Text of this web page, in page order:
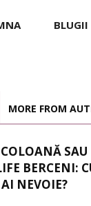
BLUGII
MORE FROM
BERCENI:
AI NEVOIE?